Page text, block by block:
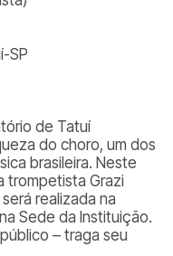
SP
de Tatuí
do choro, um dos
brasileira. Neste
trompetista Grazi
realizada na
Sede da Instituição.
– traga seu